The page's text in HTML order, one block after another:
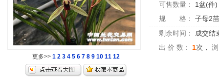
更多>> 1 2 3 4 5 6 7 8 9 10 11 12
可售数量： 1盆(件)
规 格：
子母2
剩余时间：
成交结
出 价 数：
1次，